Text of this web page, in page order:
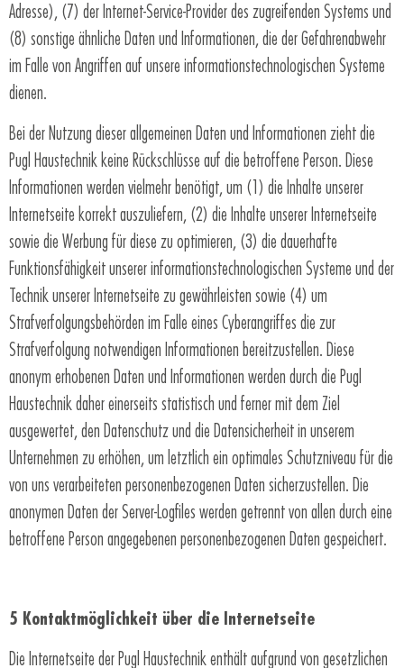
Adresse), (7) der Internet-Service-Provider des zugreifenden Systems und
(8) sonstige ähnliche Daten und Informationen, die der Gefahrenabwehr
im Falle von Angriffen auf unsere informationstechnologischen Systeme
dienen.
Bei der Nutzung dieser allgemeinen Daten und Informationen zieht die
Pugl Haustechnik keine Rückschlüsse auf die betroffene Person. Diese
Informationen werden vielmehr benötigt, um (1) die Inhalte unserer
Internetseite korrekt auszuliefern, (2) die Inhalte unserer Internetseite
sowie die Werbung für diese zu optimieren, (3) die dauerhafte
Funktionsfähigkeit unserer informationstechnologischen Systeme und der
Technik unserer Internetseite zu gewährleisten sowie (4) um
Strafverfolgungsbehörden im Falle eines Cyberangriffes die zur
Strafverfolgung notwendigen Informationen bereitzustellen. Diese
anonym erhobenen Daten und Informationen werden durch die Pugl
Haustechnik daher einerseits statistisch und ferner mit dem Ziel
ausgewertet, den Datenschutz und die Datensicherheit in unserem
Unternehmen zu erhöhen, um letztlich ein optimales Schutzniveau für die
von uns verarbeiteten personenbezogenen Daten sicherzustellen. Die
anonymen Daten der Server-Logfiles werden getrennt von allen durch eine
betroffene Person angegebenen personenbezogenen Daten gespeichert.
5 Kontaktmöglichkeit über die Internetseite
Die Internetseite der Pugl Haustechnik enthält aufgrund von gesetzlichen